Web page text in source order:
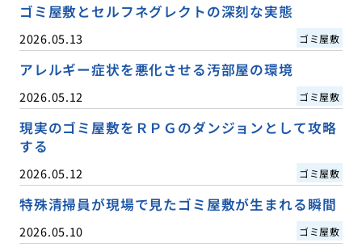
ゴミ屋敷とセルフネグレクトの深刻な実態
2026.05.13 ゴミ屋敷
アレルギー症状を悪化させる汚部屋の環境
2026.05.12 ゴミ屋敷
現実のゴミ屋敷をＲＰＧのダンジョンとして攻略
する
2026.05.12 ゴミ屋敷
特殊清掃員が現場で見たゴミ屋敷が生まれる瞬間
2026.05.10 ゴミ屋敷